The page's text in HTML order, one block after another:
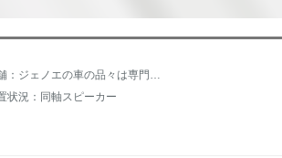
店舗：ジェノエの車の品々は専門店を共同購入します。
状況：同軸スピーカー